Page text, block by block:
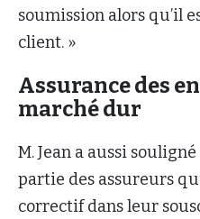
soumission alors qu’il
client. »
Assurance des
marché dur
M. Jean a aussi
partie des assureurs
correctif dans leur